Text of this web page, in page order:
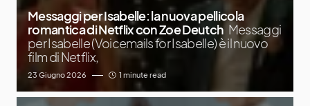
Messaggi per Isabelle: la nuova pellicola
romantica di Netflix con Zoe Deutch Messaggi
per Isabelle (Voicemails for Isabelle) è il nuovo
film di Netflix,
23 Giugno 2026 1 minute read